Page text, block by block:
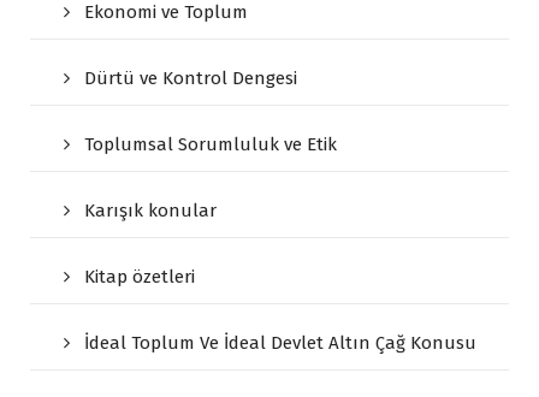
Ekonomi ve Toplum
Dürtü ve Kontrol Dengesi
Toplumsal Sorumluluk ve Etik
Karışık konular
Kitap özetleri
İdeal Toplum Ve İdeal Devlet Altın Çağ Konusu